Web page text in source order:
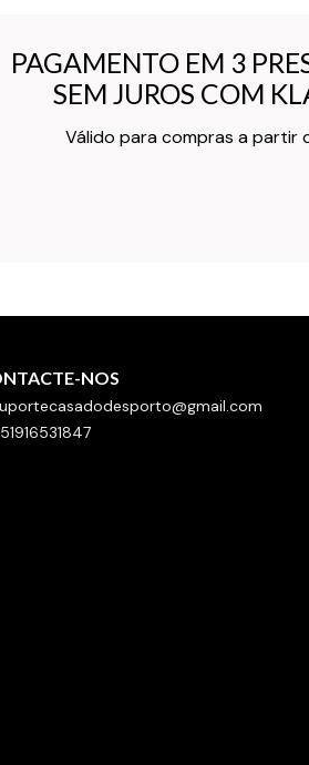
PAGAMENTO EM 3
SEM JUROS COM
Válido para compras a partir
PAGAMENTO EM 3
SEM JUROS COM
Texto do Verso do Cartão de
NOS